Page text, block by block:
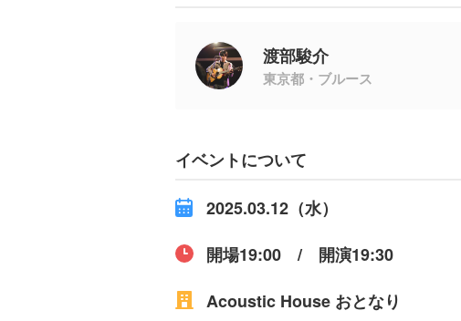
渡部駿介
東京都・ブルース
イベントについて
2025.03.12（水）
開場19:00 / 開演19:30
Acoustic House おとなり